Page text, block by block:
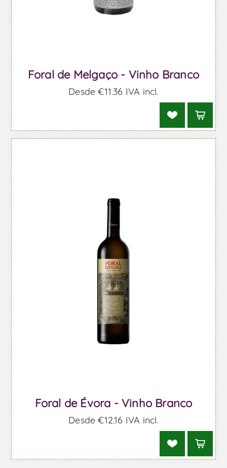
Foral de Melgaço - Vinho Branco
Desde €11,36 IVA incl.
Foral de Évora - Vinho Branco
Desde €12,16 IVA incl.